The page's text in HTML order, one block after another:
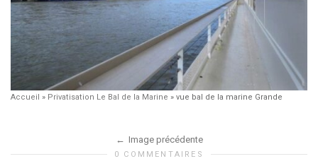
Accueil » Privatisation Le Bal de la Marine » vue bal de la marine Grande
Image précédente
0 COMMENTAIRES